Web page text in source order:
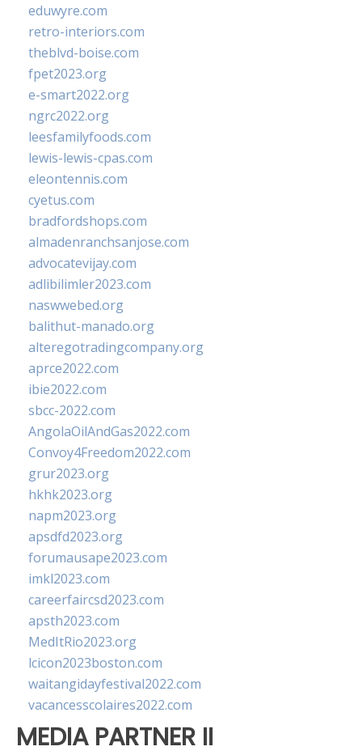
eduwyre.com
retro-interiors.com
theblvd-boise.com
fpet2023.org
e-smart2022.org
ngrc2022.org
leesfamilyfoods.com
lewis-lewis-cpas.com
eleontennis.com
cyetus.com
bradfordshops.com
almadenranchsanjose.com
advocatevijay.com
adlibilimler2023.com
naswwebed.org
balithut-manado.org
alteregotradingcompany.org
aprce2022.com
ibie2022.com
sbcc-2022.com
AngolaOilAndGas2022.com
Convoy4Freedom2022.com
grur2023.org
hkhk2023.org
napm2023.org
apsdfd2023.org
forumausape2023.com
imkl2023.com
careerfaircsd2023.com
apsth2023.com
MedItRio2023.org
lcicon2023boston.com
waitangidayfestival2022.com
vacancesscolaires2022.com
MEDIA PARTNER II